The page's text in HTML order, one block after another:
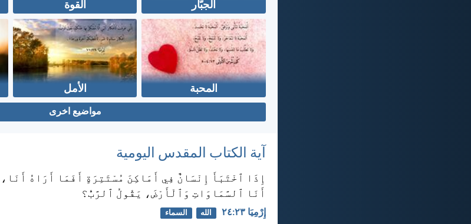
الجبّار القوة
المحبة الأمل
مواضيع اخرى
آية الكتاب المقدس اليومية
إِذَا ٱخْتَبَأَ إِنْسَانٌ فِي أَمَاكِنَ مُسْتَتِرَةٍ أَفَمَا أَرَاهُ
أَنَا ٱلسَّمَاوَاتِ وَٱلْأَرْضَ، يَقُولُ ٱلرَّبُّ؟
إِرْمِيَا ٢٣:‏٢٤ الله السماء